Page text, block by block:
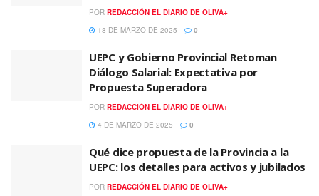
POR REDACCIÓN EL DIARIO DE OLIVA+
18 DE MARZO DE 2025
0
UEPC y Gobierno Provincial Retoman
Diálogo Salarial: Expectativa por
Propuesta Superadora
POR REDACCIÓN EL DIARIO DE OLIVA+
4 DE MARZO DE 2025
0
Qué dice propuesta de la Provincia a la
UEPC: los detalles para activos y jubilados
POR REDACCIÓN EL DIARIO DE OLIVA+